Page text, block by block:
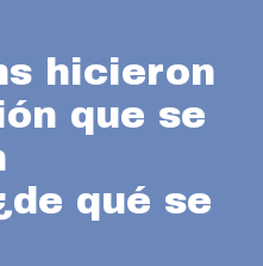
hicieron
que se
qué se